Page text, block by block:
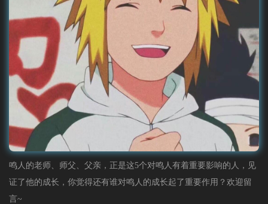
鸣人的老师、师父、父亲，正是这5个对鸣人有着重要影响的人，见
证了他的成长，你觉得还有谁对鸣人的成长起了重要作用？欢迎留
言~